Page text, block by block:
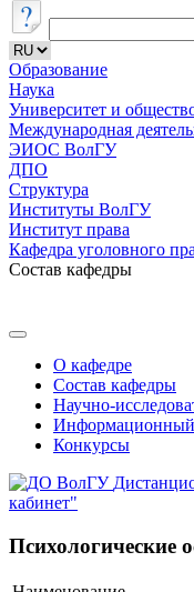
Образование
Наука
Университет и
Международная
ЭИОС ВолГУ
ДПО
Структура
Институты ВолГУ
Институт права
Кафедра уголовного
Состав кафедры
О кафедре
Состав кафедры
Научно-
Информационный
Конкурсы
кабинет"
Психологические